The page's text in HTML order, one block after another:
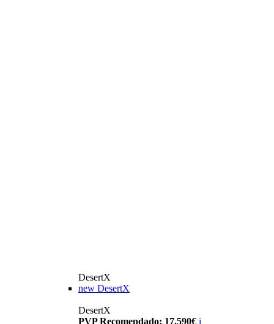
DesertX
new DesertX
DesertX
PVP Recomendado: 17.590€ i